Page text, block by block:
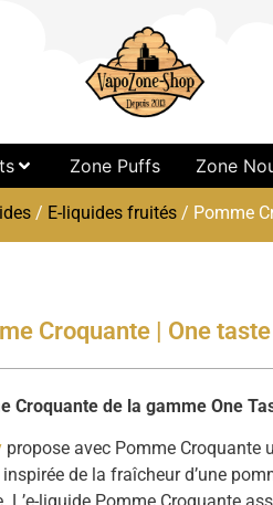
Zone Puffs Zone
/ E-liquides fruités/ Pomme
Croquante | One taste
Croquante de la gamme One
propose avec Pomme Croquante
de la fraîcheur d’une